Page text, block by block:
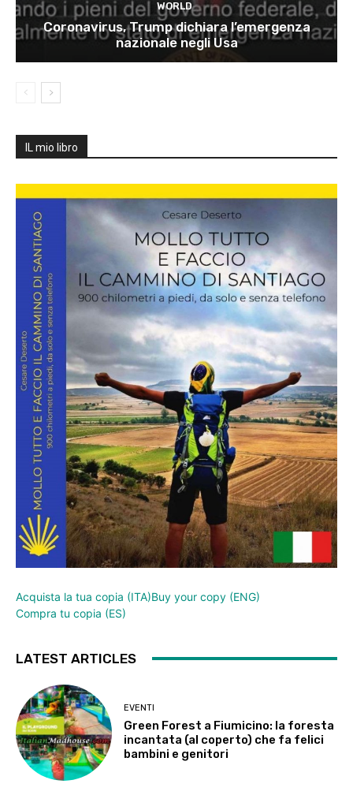
WORLD
Coronavirus, Trump dichiara l’emergenza
nazionale negli Usa
IL mio libro
Acquista la tua copia (ITA)Buy your copy (ENG)
Compra tu copia (ES)
LATEST ARTICLES
EVENTI
Green Forest a Fiumicino: la foresta
incantata (al coperto) che fa felici
bambini e genitori